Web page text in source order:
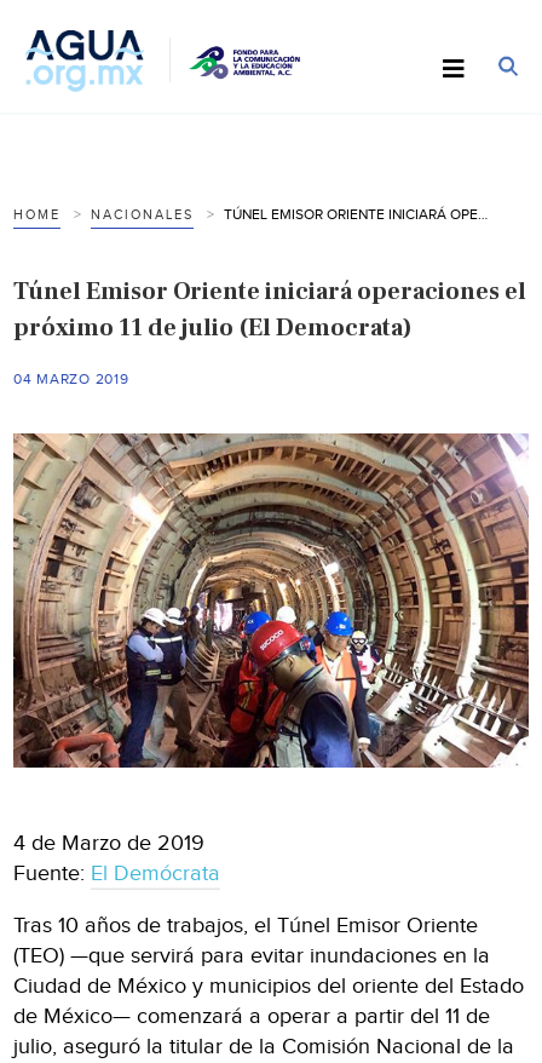
HOME NACIONALES
Túnel Emisor Oriente iniciará operaciones el
próximo 11 de julio (El Democrata)
04 MARZO 2019
4 de Marzo de 2019
Fuente: El Demócrata
Tras 10 años de trabajos, el Túnel Emisor Oriente
(TEO) —que servirá para evitar inundaciones en la
Ciudad de México y municipios del oriente del Estado
de México— comenzará a operar a partir del 11 de
julio, aseguró la titular de la Comisión Nacional de la